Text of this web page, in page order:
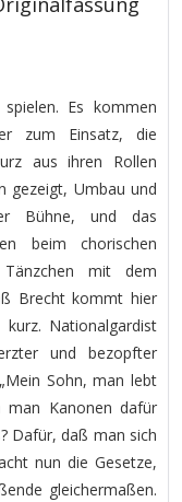
Es kommen
zum Einsatz, die
aus ihren Rollen
gezeigt, Umbau und
Bühne, und das
beim chorischen
mit dem
Brecht kommt hier
Nationalgardist
und bezopfter
Sohn, man lebt
Kanonen dafür
Dafür, daß man sich
nun die Gesetze,
gleichermaßen.